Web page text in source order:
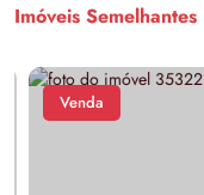
Imóveis Semelhantes
Venda